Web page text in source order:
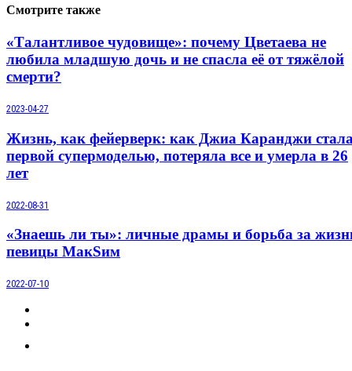
Смотрите также
«Талантливое чудовище»: почему Цветаева не
любила младшую дочь и не спасла её от тяжёлой
смерти?
2023-04-27
Жизнь, как фейерверк: как Джиа Каранджи
первой супермоделью, потеряла все и умерла в 26
лет
2022-08-31
«Знаешь ли ты»: личные драмы и борьба за
певицы МакSим
2022-07-10